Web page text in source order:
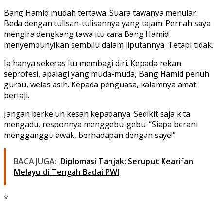
Bang Hamid mudah tertawa. Suara tawanya menular.
Beda dengan tulisan-tulisannya yang tajam. Pernah saya
mengira dengkang tawa itu cara Bang Hamid
menyembunyikan sembilu dalam liputannya. Tetapi tidak.
Ia hanya sekeras itu membagi diri. Kepada rekan
seprofesi, apalagi yang muda-muda, Bang Hamid penuh
gurau, welas asih. Kepada penguasa, kalamnya amat
bertaji.
Jangan berkeluh kesah kepadanya. Sedikit saja kita
mengadu, responnya menggebu-gebu. “Siapa berani
mengganggu awak, berhadapan dengan saye!”
BACA JUGA: Diplomasi Tanjak: Seruput Kearifan
Melayu di Tengah Badai PWI
*